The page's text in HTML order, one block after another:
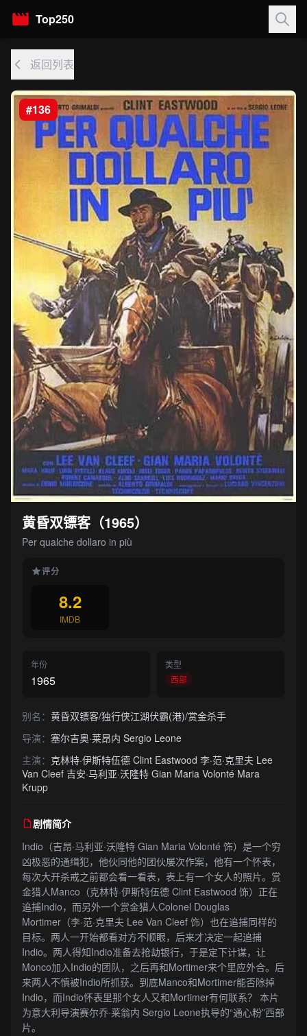
Top250
返回列表
#136
黄昏双镖客（1965）
Per qualche dollaro in più
评分
8.2
IMDB
年份
1965
类型
西部
别名： 黄昏双镖客/独行侠江湖伏霸(港)/赏金杀手
导演： 塞尔吉奥·莱昂内 Sergio Leone
主演： 克林特·伊斯特伍德 Clint Eastwood 李·范·克里夫 Lee
Van Cleef 吉安·马利亚·沃隆特 Gian Maria Volonté Mara
Krupp
剧情简介
Indio（吉昂·马利亚·沃隆特 Gian Maria Volonté 饰）是一个穷
凶极恶的通缉犯，他伙同他的团伙屡次作案，他有一个怀表，
每次大开杀戒之前都会看一看表，表上有一个女人的照片。赏
金猎人Manco（克林特·伊斯特伍德 Clint Eastwood 饰）正在
追捕Indio，而另外一个赏金猎人Colonel Douglas
Mortimer（李·范·克里夫 Lee Van Cleef 饰）也在追捕同样的
目标。两人一开始都看对方不顺眼，后来才决定一起追捕
Indio。两人得知Indio准备去抢劫银行，于是定下计谋，让
Monco加入Indio的团队，之后再和Mortimer来个里应外合。后
来两人不慎被Indio所抓获。到底Manco和Mortimer能否除掉
Indio，而Indio怀表里那个女人又和Mortimer有何联系？ 本片
为意大利导演赛尔乔·莱翁内 Sergio Leone执导的“通心粉”西部
片。